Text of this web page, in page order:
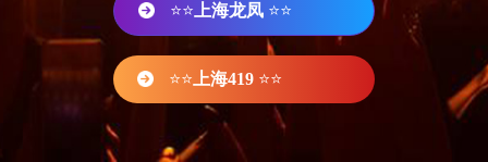
⭐⭐ 上海龙凤 ⭐⭐
⭐⭐ 上海419 ⭐⭐